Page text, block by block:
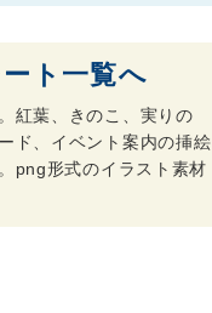
ト一覧へ
紅葉、きのこ、実りの
ド、イベント案内の挿絵
png形式のイラスト素材